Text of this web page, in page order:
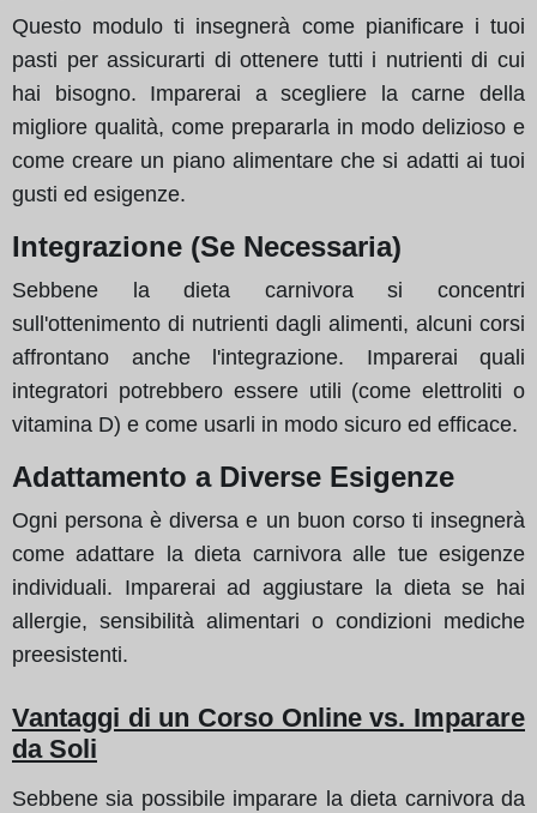
Questo modulo ti insegnerà come pianificare i tuoi
pasti per assicurarti di ottenere tutti i nutrienti di cui
hai bisogno. Imparerai a scegliere la carne della
migliore qualità, come prepararla in modo delizioso e
come creare un piano alimentare che si adatti ai tuoi
gusti ed esigenze.
Integrazione (Se Necessaria)
Sebbene la dieta carnivora si concentri
sull'ottenimento di nutrienti dagli alimenti, alcuni corsi
affrontano anche l'integrazione. Imparerai quali
integratori potrebbero essere utili (come elettroliti o
vitamina D) e come usarli in modo sicuro ed efficace.
Adattamento a Diverse Esigenze
Ogni persona è diversa e un buon corso ti insegnerà
come adattare la dieta carnivora alle tue esigenze
individuali. Imparerai ad aggiustare la dieta se hai
allergie, sensibilità alimentari o condizioni mediche
preesistenti.
Vantaggi di un Corso Online vs. Imparare
da Soli
Sebbene sia possibile imparare la dieta carnivora da